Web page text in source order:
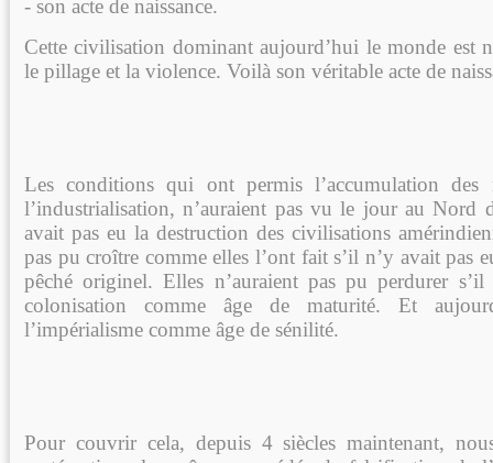
- son acte de naissance.
Cette civilisation dominant aujourd’hui le monde est
le pillage et la violence. Voilà son véritable acte de
Les conditions qui ont permis l’accumulation des
l’industrialisation, n’auraient pas vu le jour au Nord
avait pas eu la destruction des civilisations
pas pu croître comme elles l’ont fait s’il n’y avait pas
pêché originel. Elles n’auraient pas pu perdurer
colonisation comme âge de maturité. Et
l’impérialisme comme âge de sénilité.
Pour couvrir cela, depuis 4 siècles maintenant,